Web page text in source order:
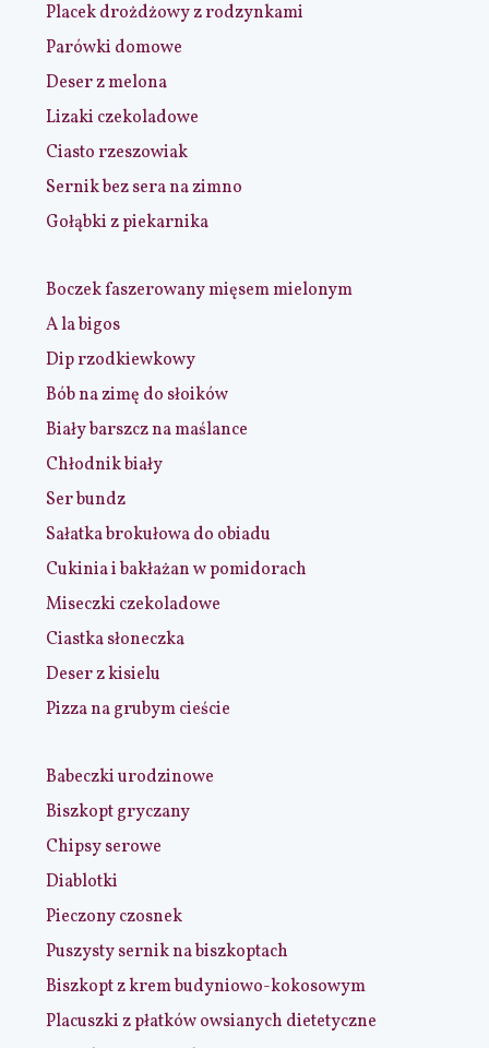
Placek drożdżowy z rodzynkami
Parówki domowe
Deser z melona
Lizaki czekoladowe
Ciasto rzeszowiak
Sernik bez sera na zimno
Gołąbki z piekarnika
Boczek faszerowany mięsem mielonym
A la bigos
Dip rzodkiewkowy
Bób na zimę do słoików
Biały barszcz na maślance
Chłodnik biały
Ser bundz
Sałatka brokułowa do obiadu
Cukinia i bakłażan w pomidorach
Miseczki czekoladowe
Ciastka słoneczka
Deser z kisielu
Pizza na grubym cieście
Babeczki urodzinowe
Biszkopt gryczany
Chipsy serowe
Diablotki
Pieczony czosnek
Puszysty sernik na biszkoptach
Biszkopt z krem budyniowo-kokosowym
Placuszki z płatków owsianych dietetyczne